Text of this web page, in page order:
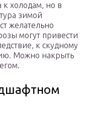
к холодам, но в
зимой
желательно
могут привести
к скудному
Можно накрыть